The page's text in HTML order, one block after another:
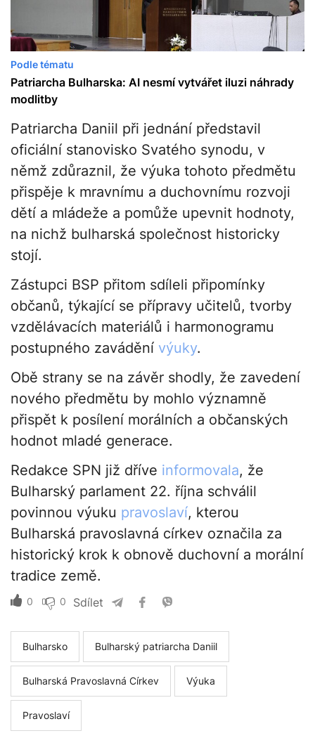
Podle tématu
Patriarcha Bulharska: AI nesmí vytvářet iluzi náhrady
modlitby
Patriarcha Daniil při jednání představil
oficiální stanovisko Svatého synodu, v
němž zdůraznil, že výuka tohoto předmětu
přispěje k mravnímu a duchovnímu rozvoji
dětí a mládeže a pomůže upevnit hodnoty,
na nichž bulharská společnost historicky
stojí.
Zástupci BSP přitom sdíleli připomínky
občanů, týkající se přípravy učitelů, tvorby
vzdělávacích materiálů i harmonogramu
postupného zavádění výuky.
Obě strany se na závěr shodly, že zavedení
nového předmětu by mohlo významně
přispět k posílení morálních a občanských
hodnot mladé generace.
Redakce SPN již dříve informovala, že
Bulharský parlament 22. října schválil
povinnou výuku pravoslaví, kterou
Bulharská pravoslavná církev označila za
historický krok k obnově duchovní a morální
tradice země.
0 0 Sdílet
Bulharsko Bulharský patriarcha Daniil
Bulharská Pravoslavná Církev Výuka
Pravoslaví